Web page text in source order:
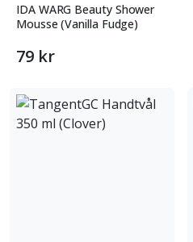
IDA WARG Beauty Shower
Mousse (Vanilla Fudge)
79 kr